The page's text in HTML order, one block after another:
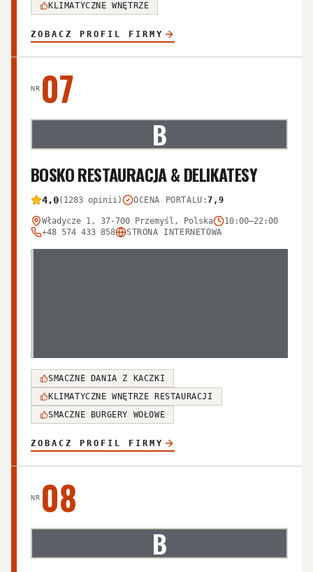
KLIMATYCZNE WNĘTRZE
ZOBACZ PROFIL FIRMY
NR 07
B
BOSKO RESTAURACJA & DELIKATESY
4,0(1283 opinii) OCENA PORTALU :7,9
Władycze 1, 37-700 Przemyśl, Polska
10:00–22:00
+48 574 433 858
STRONA INTERNETOWA
SMACZNE DANIA Z KACZKI
KLIMATYCZNE WNĘTRZE RESTAURACJI
SMACZNE BURGERY WOŁOWE
ZOBACZ PROFIL FIRMY
NR 08
B